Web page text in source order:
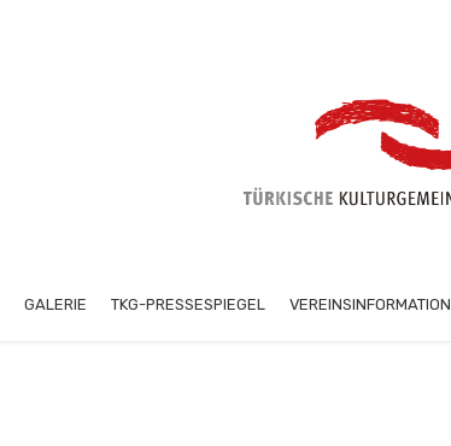
GALERIE TKG-PRESSESPIEGEL VEREINSINFORMATION